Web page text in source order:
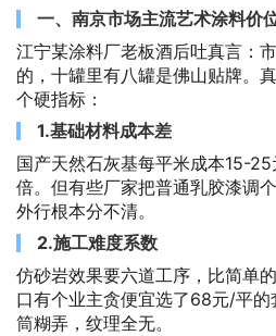
一、南京市场主流艺术涂料价
江宁某涂料厂老板酒后吐真言：
的，十罐里有八罐是佛山贴牌。
个硬指标：
1.基础材料成本差
国产天然石灰基每平米成本15-
倍。但有些厂家把普通乳胶漆调
外行根本分不清。
2.施工难度系数
仿砂岩效果要六道工序，比简单
口有个业主贪便宜选了68元/平
筒糊弄，纹理全无。